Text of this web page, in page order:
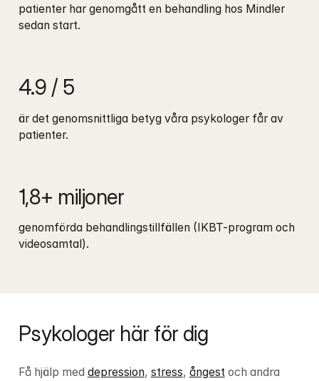
patienter har genomgått en behandling hos Mindler
sedan start.
4.9 / 5
är det genomsnittliga betyg våra psykologer får av
patienter.
1,8+ miljoner
genomförda behandlingstillfällen (IKBT-program och
videosamtal).
Psykologer här för dig
Få hjälp med depression, stress, ångest och andra